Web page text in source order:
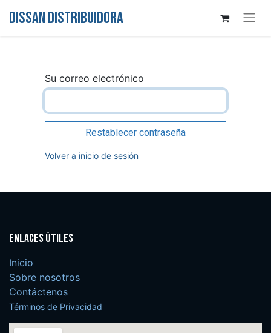
DISSAN DISTRIBUIDORA
Su correo electrónico
Restablecer contraseña
Volver a inicio de sesión
Enlaces útiles
Inicio
Sobre nosotros
Contáctenos
Términos de Privacidad